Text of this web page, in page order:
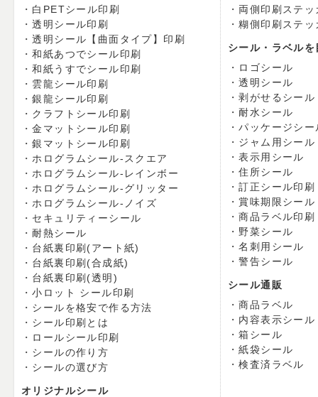
白PETシール印刷
透明シール印刷
透明シール【曲面タイプ】印刷
和紙あつでシール印刷
和紙うすでシール印刷
雲龍シール印刷
銀龍シール印刷
クラフトシール印刷
金マットシール印刷
銀マットシール印刷
ホログラムシール-スクエア
ホログラムシール-レインボー
ホログラムシール-グリッター
ホログラムシール-ノイズ
セキュリティーシール
耐熱シール
台紙裏印刷(アート紙)
台紙裏印刷(合成紙)
台紙裏印刷(透明)
小ロット シール印刷
シールを格安で作る方法
シール印刷とは
ロールシール印刷
シールの作り方
シールの選び方
オリジナルシール
両側印刷ステッ
糊側印刷ステッ
シール・ラベル
ロゴシール
透明シール
剥がせるシール
耐水シール
パッケージシー
ジャム用シール
表示用シール
住所シール
訂正シール印刷
賞味期限シール
商品ラベル印刷
野菜シール
名刺用シール
警告シール
シール通販
商品ラベル
内容表示シール
箱シール
紙袋シール
検査済ラベル